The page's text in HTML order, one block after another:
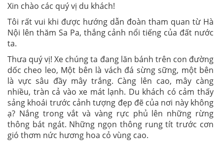
Xin chào các quý vị du khách!
Tôi rất vui khi được hướng dẫn đoàn tham quan từ Hà
Nội lên thăm Sa Pa, thắng cảnh nổi tiếng của đất nước
ta.
Thưa quý vị! Xe chúng ta đang lăn bánh trên con đường
dốc cheo leo, Một bên là vách đá sừng sững, một bên
là vực sâu đầy mây trắng. Càng lên cao, mây càng
nhiều, tràn cả vào xe mát lạnh. Du khách có cảm thấy
sảng khoái trước cảnh tượng đẹp đẽ của nơi này không
ạ? Nắng trong vắt và vàng rực phủ lên những rừng
thông bát ngát. Những ngọn thông rung tít trước cơn
gió thơm nức hương hoa cỏ vùng cao.